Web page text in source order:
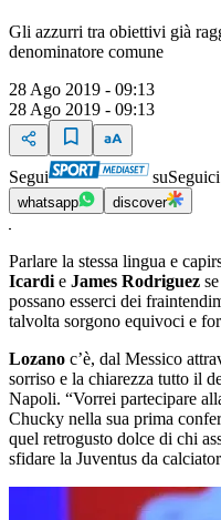
Gli azzurri tra obiettivi già
denominatore comune
28 Ago 2019 - 09:13
28 Ago 2019 - 09:13
Segui su
whatsapp discover
Parlare la stessa lingua e
Icardi e James Rodriguez
possano esserci dei
talvolta sorgono equivoci e
Lozano c’è, dal Messico
sorriso e la chiarezza tutto il
Napoli. “Vorrei partecipare
Chucky nella sua prima
quel retrogusto dolce di chi
sfidare la Juventus da